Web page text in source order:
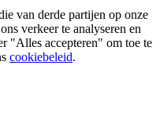
van derde partijen op onze
verkeer te analyseren en
"Alles accepteren" om toe te
cookiebeleid.